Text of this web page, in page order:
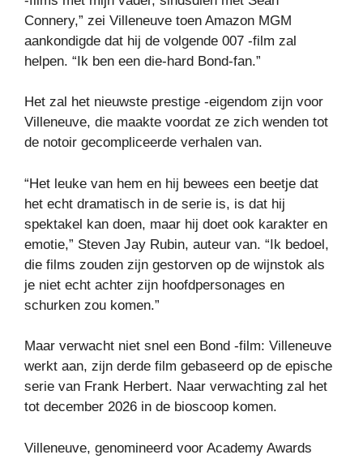
Connery,” zei Villeneuve toen Amazon MGM
aankondigde dat hij de volgende 007 -film zal
helpen. “Ik ben een die-hard Bond-fan.”
Het zal het nieuwste prestige -eigendom zijn voor
Villeneuve, die maakte voordat ze zich wenden tot
de notoir gecompliceerde verhalen van.
“Het leuke van hem en hij bewees een beetje dat
het echt dramatisch in de serie is, is dat hij
spektakel kan doen, maar hij doet ook karakter en
emotie,” Steven Jay Rubin, auteur van. “Ik bedoel,
die films zouden zijn gestorven op de wijnstok als
je niet echt achter zijn hoofdpersonages en
schurken zou komen.”
Maar verwacht niet snel een Bond -film: Villeneuve
werkt aan, zijn derde film gebaseerd op de epische
serie van Frank Herbert. Naar verwachting zal het
tot december 2026 in de bioscoop komen.
Villeneuve, genomineerd voor Academy Awards